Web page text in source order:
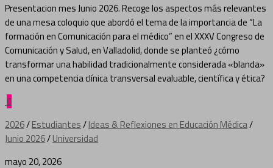
Presentacion mes Junio 2026. Recoge los aspectos más relevantes
de una mesa coloquio que abordó el tema de la importancia de “La
formación en Comunicación para el médico” en el XXXV Congreso de
Comunicación y Salud, en Valladolid, donde se planteó ¿cómo
transformar una habilidad tradicionalmente considerada «blanda»
en una competencia clínica transversal evaluable, científica y ética?
0
2026/Estudiantes/Ideas & Reflexiones en Educación Médica/
Junio 2026/Universidad
mayo 20, 2026